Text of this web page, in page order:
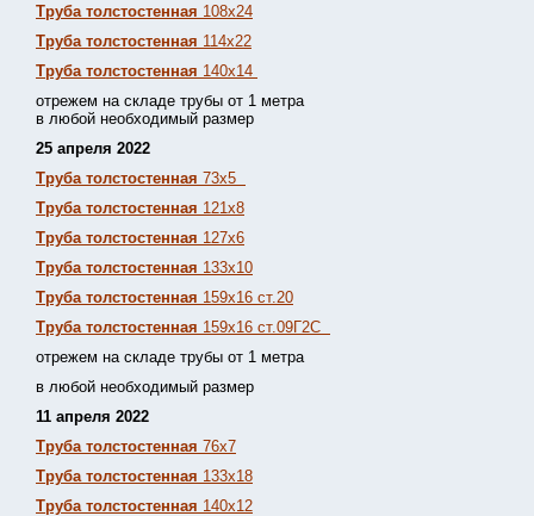
Труба толстостенная 108х24
Труба толстостенная 114х22
Труба толстостенная 140х14
отрежем на складе трубы от 1 метра
в любой необходимый размер
25 апреля 2022
Труба толстостенная 73х5
Труба толстостенная 121х8
Труба толстостенная 127х6
Труба толстостенная 133х10
Труба толстостенная 159х16 ст.20
Труба толстостенная 159х16 ст.09Г2С
отрежем на складе трубы от 1 метра
в любой необходимый размер
11 апреля 2022
Труба толстостенная 76х7
Труба толстостенная 133х18
Труба толстостенная 140х12